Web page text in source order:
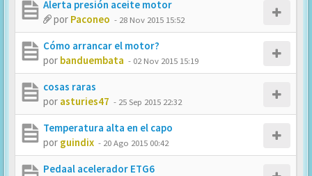
Alerta presión aceite motor
por Paconeo - 28 Nov 2015 15:52
Cómo arrancar el motor?
por banduembata - 02 Nov 2015 15:19
cosas raras
por asturies47 - 25 Sep 2015 22:32
Temperatura alta en el capo
por guindix - 20 Ago 2015 00:42
Pedaal acelerador ETG6